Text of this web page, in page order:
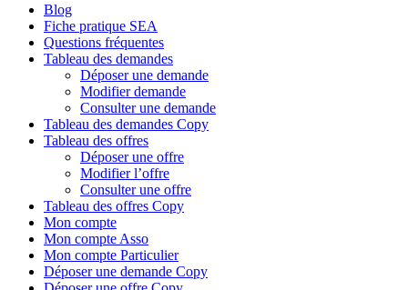
Blog
Fiche pratique SEA
Questions fréquentes
Tableau des demandes
Déposer une demande
Modifier demande
Consulter une demande
Tableau des demandes Copy
Tableau des offres
Déposer une offre
Modifier l’offre
Consulter une offre
Tableau des offres Copy
Mon compte
Mon compte Asso
Mon compte Particulier
Déposer une demande Copy